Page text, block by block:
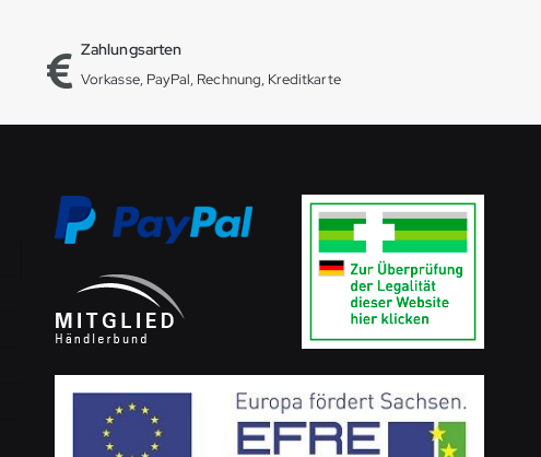
Zahlungsarten
Vorkasse, PayPal, Rechnung, Kreditkarte